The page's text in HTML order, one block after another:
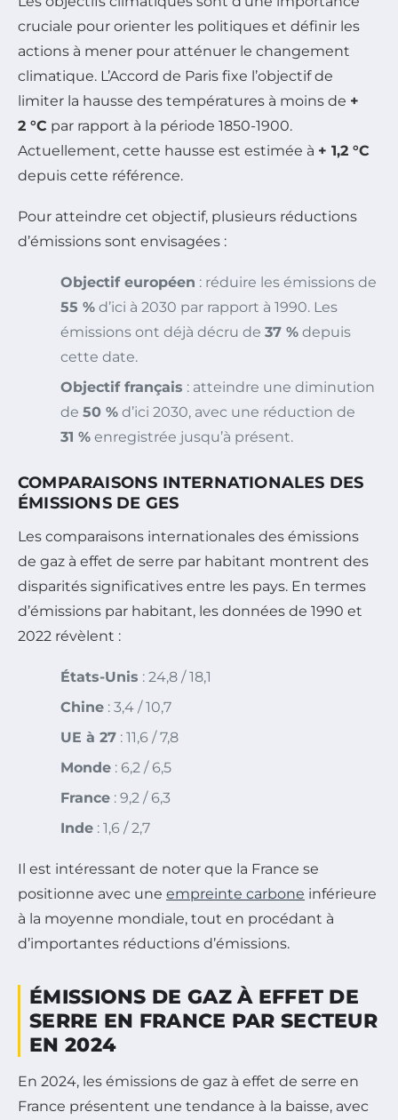
cruciale pour orienter les politiques et définir les
actions à mener pour atténuer le changement
climatique. L’Accord de Paris fixe l’objectif de
limiter la hausse des températures à moins de +
2 °C par rapport à la période 1850-1900.
Actuellement, cette hausse est estimée à + 1,2 °C
depuis cette référence.
Pour atteindre cet objectif, plusieurs réductions
d’émissions sont envisagées :
Objectif européen : réduire les émissions de
55 % d’ici à 2030 par rapport à 1990. Les
émissions ont déjà décru de 37 % depuis
cette date.
Objectif français : atteindre une diminution
de 50 % d’ici 2030, avec une réduction de
31 % enregistrée jusqu’à présent.
COMPARAISONS INTERNATIONALES DES
ÉMISSIONS DE GES
Les comparaisons internationales des émissions
de gaz à effet de serre par habitant montrent des
disparités significatives entre les pays. En termes
d’émissions par habitant, les données de 1990 et
2022 révèlent :
États-Unis : 24,8 / 18,1
Chine : 3,4 / 10,7
UE à 27 : 11,6 / 7,8
Monde : 6,2 / 6,5
France : 9,2 / 6,3
Inde : 1,6 / 2,7
Il est intéressant de noter que la France se
positionne avec une empreinte carbone inférieure
à la moyenne mondiale, tout en procédant à
d’importantes réductions d’émissions.
ÉMISSIONS DE GAZ À EFFET DE
SERRE EN FRANCE PAR SECTEUR
EN 2024
En 2024, les émissions de gaz à effet de serre en
France présentent une tendance à la baisse, avec